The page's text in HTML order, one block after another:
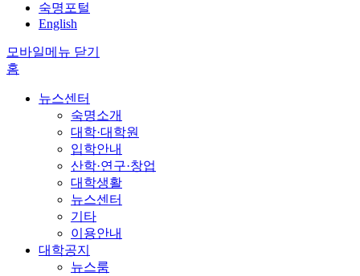
숙명포털
English
모바일메뉴 닫기
홈
뉴스센터
숙명소개
대학·대학원
입학안내
산학·연구·창업
대학생활
뉴스센터
기타
이용안내
대학공지
뉴스룸